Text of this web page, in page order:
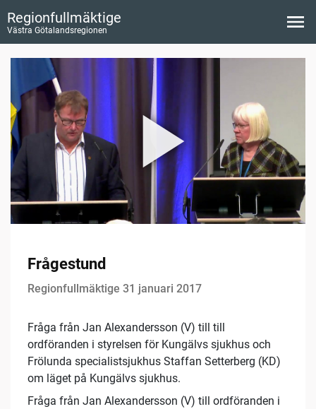
Regionfullmäktige
Västra Götalandsregionen
Frågestund
Regionfullmäktige 31 januari 2017
Fråga från Jan Alexandersson (V) till till
ordföranden i styrelsen för Kungälvs sjukhus och
Frölunda specialistsjukhus Staffan Setterberg (KD)
om läget på Kungälvs sjukhus.
Fråga från Jan Alexandersson (V) till ordföranden i